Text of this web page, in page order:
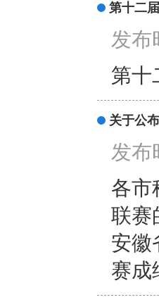
第十二
发布
第十
关于公
发布
各市
联赛
安徽
赛成